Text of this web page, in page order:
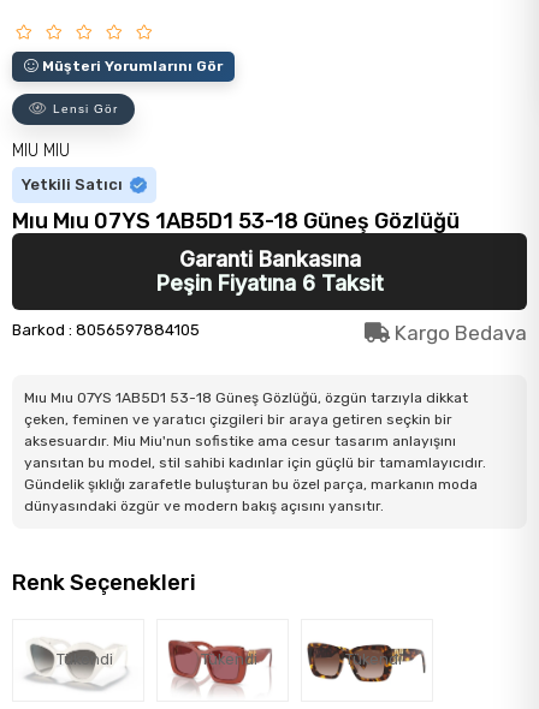
Müşteri Yorumlarını Gör
Lensi Gör
MIU MIU
Yetkili Satıcı
Mıu Mıu 07YS 1AB5D1 53-18 Güneş Gözlüğü
Garanti Bankasına
Peşin Fiyatına 6 Taksit
Barkod : 8056597884105 Kargo Bedava
Mıu Mıu 07YS 1AB5D1 53-18 Güneş Gözlüğü, özgün tarzıyla dikkat
çeken, feminen ve yaratıcı çizgileri bir araya getiren seçkin bir
aksesuardır. Miu Miu'nun sofistike ama cesur tasarım anlayışını
yansıtan bu model, stil sahibi kadınlar için güçlü bir tamamlayıcıdır.
Gündelik şıklığı zarafetle buluşturan bu özel parça, markanın moda
dünyasındaki özgür ve modern bakış açısını yansıtır.
Renk Seçenekleri
Tükendi Tükendi Tükendi